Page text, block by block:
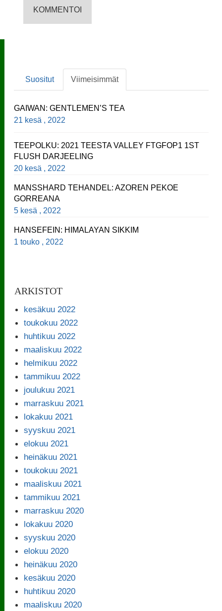
Suositut Viimeisimmät
GAIWAN: GENTLEMEN’S TEA
21 kesä , 2022
TEEPOLKU: 2021 TEESTA VALLEY FTGFOP1 1ST
FLUSH DARJEELING
20 kesä , 2022
MANSSHARD TEHANDEL: AZOREN PEKOE
GORREANA
5 kesä , 2022
HANSEFEIN: HIMALAYAN SIKKIM
1 touko , 2022
ARKISTOT
kesäkuu 2022
toukokuu 2022
huhtikuu 2022
maaliskuu 2022
helmikuu 2022
tammikuu 2022
joulukuu 2021
marraskuu 2021
lokakuu 2021
syyskuu 2021
elokuu 2021
heinäkuu 2021
toukokuu 2021
maaliskuu 2021
tammikuu 2021
marraskuu 2020
lokakuu 2020
syyskuu 2020
elokuu 2020
heinäkuu 2020
kesäkuu 2020
huhtikuu 2020
maaliskuu 2020